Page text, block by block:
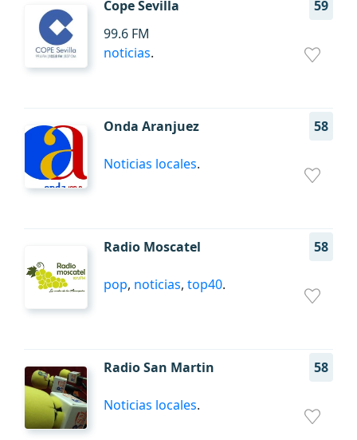
Cope Sevilla
59
99.6 FM
noticias.
Onda Aranjuez 58
Noticias locales.
Radio Moscatel 58
pop, noticias, top40.
Radio San Martin 58
Noticias locales.